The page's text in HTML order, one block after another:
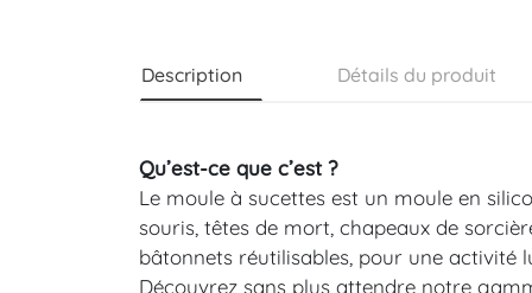
Description Détails du produit
Qu’est-ce que c’est ?
Le moule à sucettes est un moule en
souris, têtes de mort, chapeaux de
bâtonnets réutilisables, pour une activité
Découvrez sans plus attendre notre